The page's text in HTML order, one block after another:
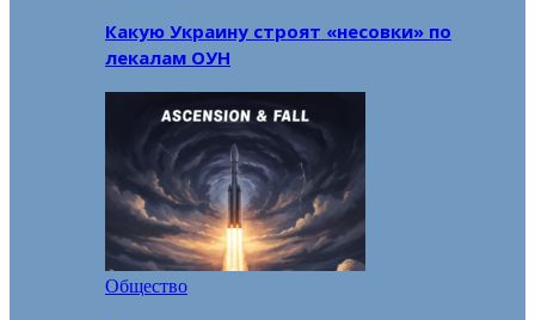
Какую Украину строят «несовки» по
лекалам ОУН
Общество